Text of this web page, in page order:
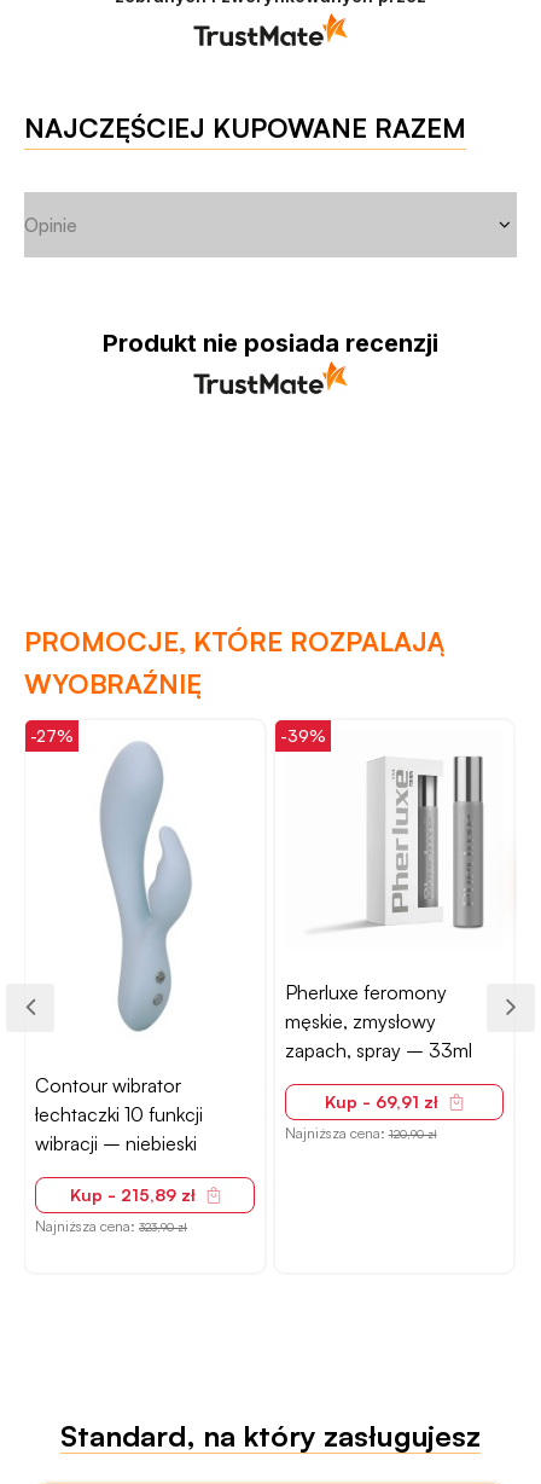
NAJCZĘŚCIEJ KUPOWANE RAZEM
Opinie
Produkt nie posiada recenzji
PROMOCJE, KTÓRE ROZPALAJĄ
WYOBRAŹNIĘ
-27%
Contour wibrator
łechtaczki 10 funkcji
wibracji – niebieski
Kup - 215,89 zł
Najniższa cena:323,90 zł
-39%
Pherluxe feromony
męskie, zmysłowy
zapach, spray – 33ml
Kup - 69,91 zł
Najniższa cena:120,90 zł
Standard, na który zasługujesz